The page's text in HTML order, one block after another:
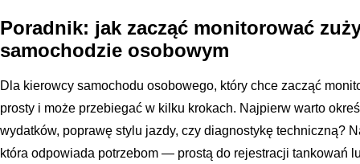
Poradnik: jak zacząć monitorować
samochodzie osobowym
Dla kierowcy samochodu osobowego, który chce zacząć
prosty i może przebiegać w kilku krokach. Najpierw warto
wydatków, poprawę stylu jazdy, czy diagnostykę techniczną?
która odpowiada potrzebom — prostą do rejestracji tankowań